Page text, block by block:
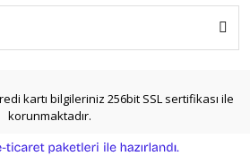
kartı bilgileriniz 256bit SSL sertifikası ile
korunmaktadır.
e-